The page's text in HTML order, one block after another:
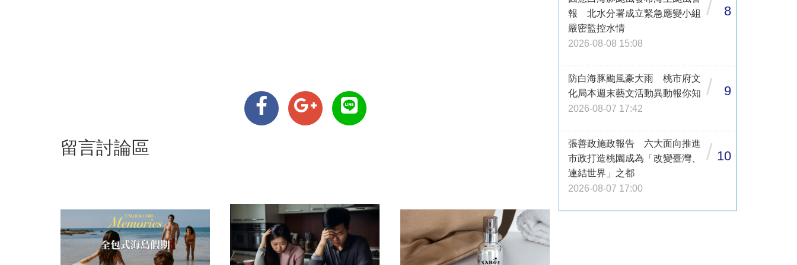
留言討論區
報 北水分署成立緊急應變小組
嚴密監控水情
2026-08-08 15:08
/ 8
防白海豚颱風豪大雨 桃市府文
化局本週末藝文活動異動報你知
2026-08-07 17:42
/ 9
張善政施政報告 六大面向推進
市政打造桃園成為「改變臺灣、
連結世界」之都
2026-08-07 17:00
/ 10